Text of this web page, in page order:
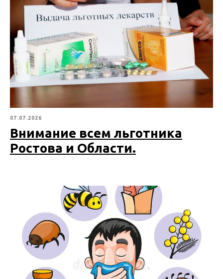
07.07.2026
Внимание всем льготника
Ростова и Области.